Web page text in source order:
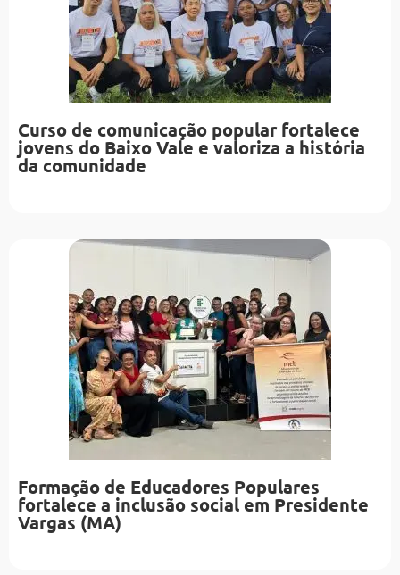
Curso de comunicação popular fortalece
jovens do Baixo Vale e valoriza a história
da comunidade
Formação de Educadores Populares
fortalece a inclusão social em Presidente
Vargas (MA)